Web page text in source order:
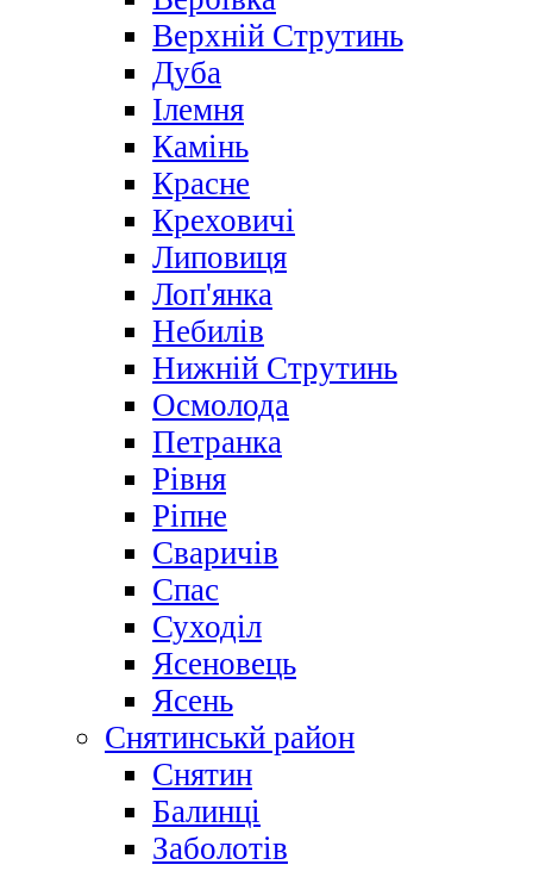
Верхній Струтинь
Дуба
Ілемня
Камінь
Красне
Креховичі
Липовиця
Лоп'янка
Небилів
Нижній Струтинь
Осмолода
Петранка
Рівня
Ріпне
Сваричів
Спас
Суходіл
Ясеновець
Ясень
Снятинськй район
Снятин
Балинці
Заболотів